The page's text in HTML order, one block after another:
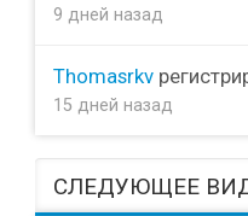
9 дней назад
Thomasrkv
15 дней назад
СЛЕДУЮЩЕЕ